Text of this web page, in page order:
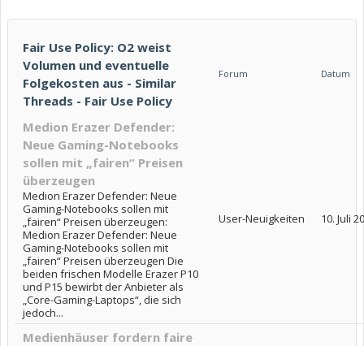
Fair Use Policy: O2 weist
Volumen und eventuelle
Folgekosten aus - Similar
Threads - Fair Use Policy
Forum Datum
Medion Erazer Defender:
Neue Gaming-Notebooks
sollen mit „fairen“ Preisen
überzeugen
Medion Erazer Defender: Neue
Gaming-Notebooks sollen mit
„fairen“ Preisen überzeugen:
Medion Erazer Defender: Neue
Gaming-Notebooks sollen mit
„fairen“ Preisen überzeugen Die
beiden frischen Modelle Erazer P10
und P15 bewirbt der Anbieter als
„Core-Gaming-Laptops“, die sich
jedoch...
User-Neuigkeiten 10. Juli
Medienhäuser fordern faire